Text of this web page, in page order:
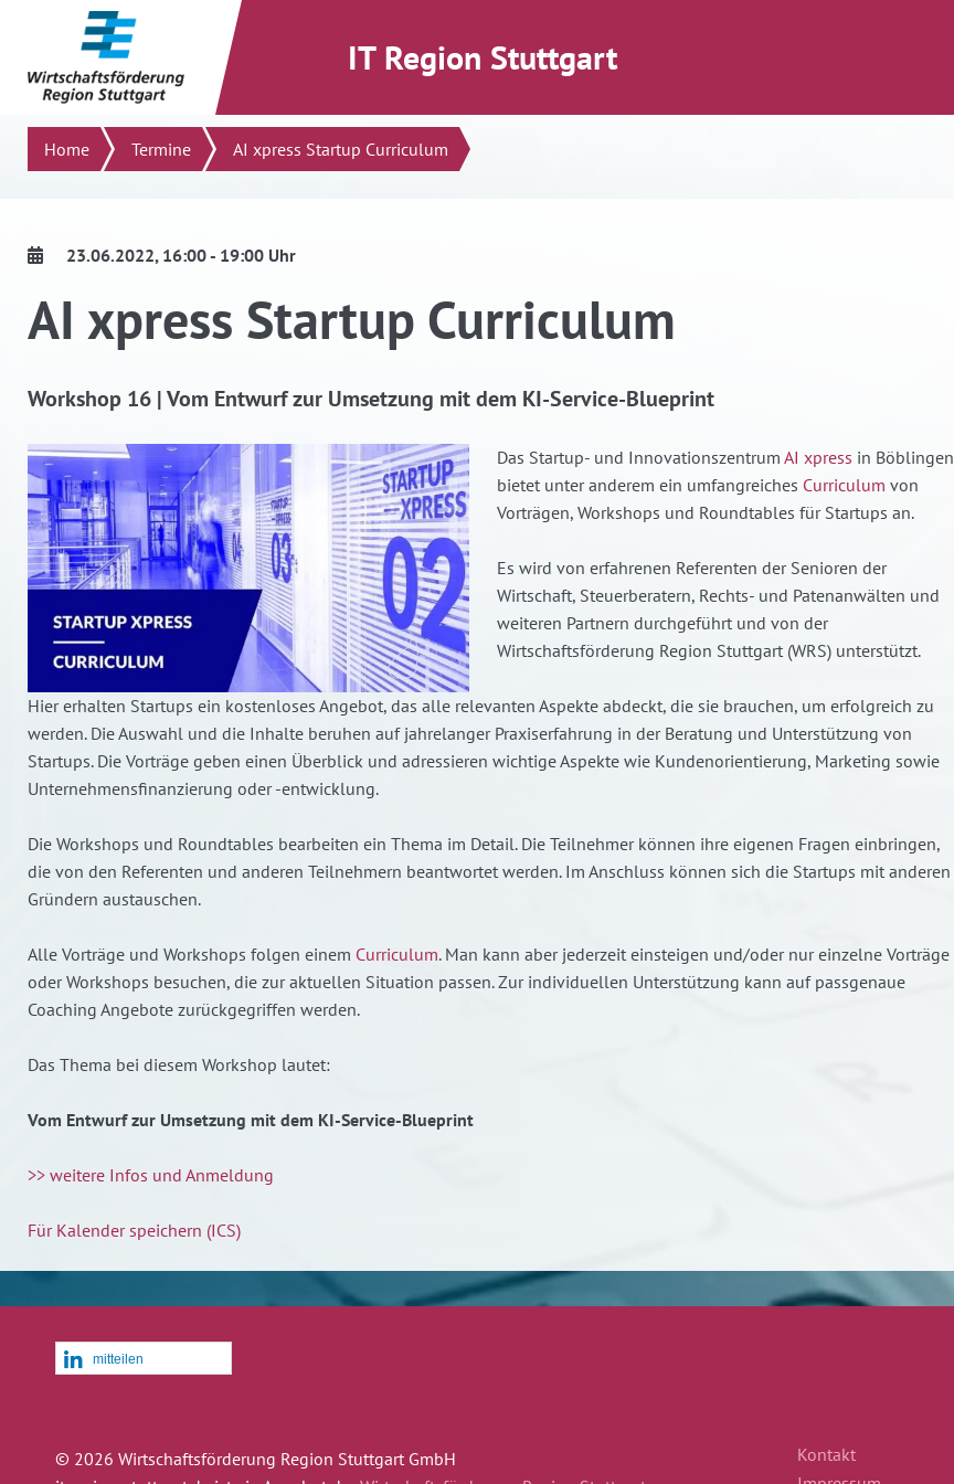
direkt zum Inhalt dieser Seite
direkt zum Menü springen
IT Region Stuttgart
Suchen
Home Termine AI xpress Startup Curriculum
23.06.2022, 16:00 - 19:00 Uhr
AI xpress Startup Curriculum
Workshop 16 | Vom Entwurf zur Umsetzung mit dem KI-Service-Blueprint
Das Startup- und Innovationszentrum AI xpress in Böblingen
bietet unter anderem ein umfangreiches Curriculum von
Vorträgen, Workshops und Roundtables für Startups an.
Es wird von erfahrenen Referenten der Senioren der
Wirtschaft, Steuerberatern, Rechts- und Patenanwälten und
weiteren Partnern durchgeführt und von der
Wirtschaftsförderung Region Stuttgart (WRS) unterstützt.
Hier erhalten Startups ein kostenloses Angebot, das alle relevanten Aspekte abdeckt, die sie brauchen, um erfolgreich zu
werden. Die Auswahl und die Inhalte beruhen auf jahrelanger Praxiserfahrung in der Beratung und Unterstützung von
Startups. Die Vorträge geben einen Überblick und adressieren wichtige Aspekte wie Kundenorientierung, Marketing sowie
Unternehmensfinanzierung oder -entwicklung.
Die Workshops und Roundtables bearbeiten ein Thema im Detail. Die Teilnehmer können ihre eigenen Fragen einbringen,
die von den Referenten und anderen Teilnehmern beantwortet werden. Im Anschluss können sich die Startups mit anderen
Gründern austauschen.
Alle Vorträge und Workshops folgen einem Curriculum. Man kann aber jederzeit einsteigen und/oder nur einzelne Vorträge
oder Workshops besuchen, die zur aktuellen Situation passen. Zur individuellen Unterstützung kann auf passgenaue
Coaching Angebote zurückgegriffen werden.
Das Thema bei diesem Workshop lautet:
Vom Entwurf zur Umsetzung mit dem KI-Service-Blueprint
>> weitere Infos und Anmeldung
Für Kalender speichern (ICS)
mitteilen
© 2026 Wirtschaftsförderung Region Stuttgart GmbH
Kontakt